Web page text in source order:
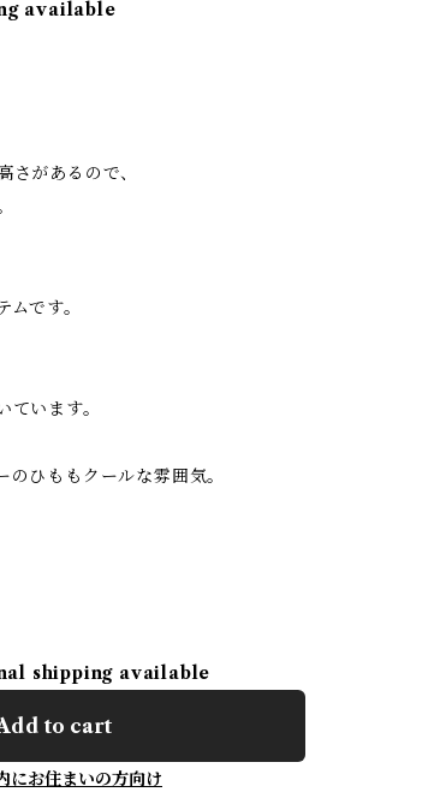
available
さがあるので、
です。
います。
ひももクールな雰囲気。
shipping available
to cart
にお住まいの方向け